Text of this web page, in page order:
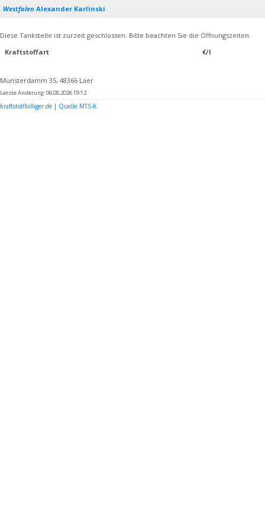
Westfalen Alexander Karlinski
Diese Tankstelle ist zurzeit geschlossen. Bitte beachten Sie die Öffnungszeiten.
Kraftstoffart
€/l
Münsterdamm 35, 48366 Laer
Letzte Änderung: 06.08.2026 19:12
kraftstoffbilliger.de | Quelle MTS-K